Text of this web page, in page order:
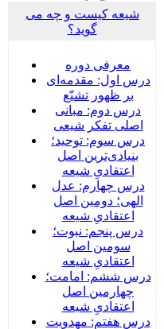
شیعه کیست و چه می
گوید؟
معرفی دوره
درس اول: مقدمه‌ای
بر ظهور تشیّع
درس دوم: مبانی
اصلی تفکر شیعی
درس سوم: توحید؛
بنیادی‌‌ترین اصل
اعتقادیِ شیعه
درس چهارم: عدل
الهی؛ دومین اصل
اعتقادیِ شیعه
درس پنجم: نبوت؛
سومین اصل
اعتقادیِ شیعه
درس ششم: امامت؛
چهارمین اصل
اعتقادیِ شیعه
درس هفتم: مهدویت